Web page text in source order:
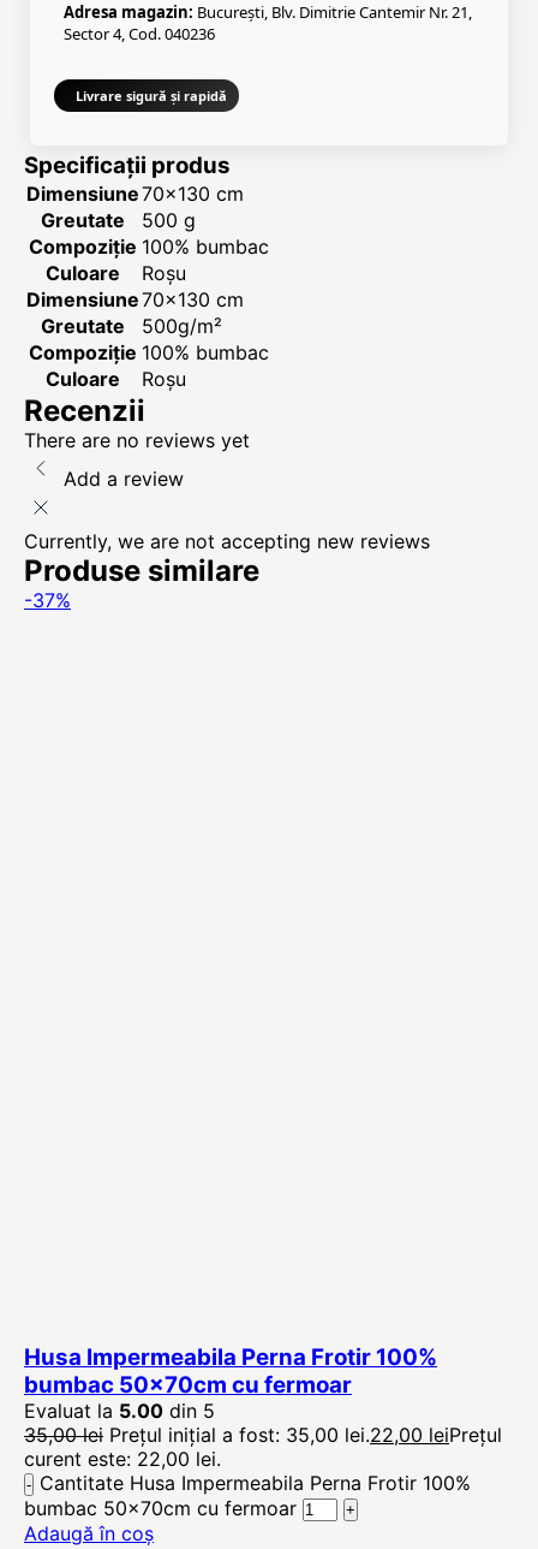
Adresa magazin: București, Blv. Dimitrie Cantemir Nr. 21,
Sector 4, Cod. 040236
Livrare sigură și rapidă
Specificații produs
Dimensiune70x130 cm
Greutate
500 g
Compoziție 100% bumbac
Culoare
Roșu
Dimensiune70x130 cm
Greutate
500g/m²
Compoziție 100% bumbac
Culoare
Roșu
Recenzii
There are no reviews yet
Add a review
Currently, we are not accepting new reviews
Produse similare
-37%
Husa Impermeabila Perna Frotir 100%
bumbac 50x70cm cu fermoar
Evaluat la 5.00 din 5
35,00lei Prețul inițial a fost: 35,00 lei.22,00 leiPrețul
curent este: 22,00 lei.
Cantitate Husa Impermeabila Perna Frotir 100%
bumbac 50x70cm cu fermoar
Adaugă în coș